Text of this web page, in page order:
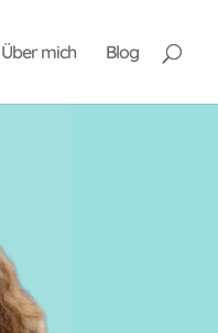
Über mich Blog